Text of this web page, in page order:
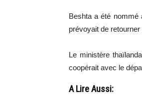
Beshta a été nommé
prévoyait de
Le ministère
coopérait avec le
A Lire Aussi: